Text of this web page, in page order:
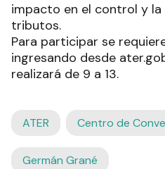
impacto en el control y
tributos.
Para participar se
ingresando desde
realizará de 9 a 13.
ATER Centro de
Germán Grané